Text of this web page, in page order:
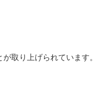
取り上げられています。